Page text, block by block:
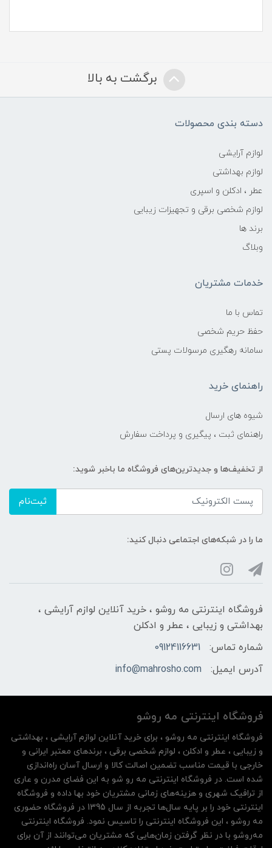
برگشت به بالا
دسته بندی محصولات
لوازم آرایشی
لوازم بهداشتی
عطر ، ادکلن و اسپری
لوازم شخصی برقی و تجهیزات زیبایی
برند ها
وبلاگ
خدمات مشتریان
تماس با ما
حفظ حریم شخصی
سامانه رهگیری مرسولات پستی
راهنمای خرید
شیوه های ارسال
راهنمای ثبت ، پیگیری و پرداخت سفارش
از تخفیف‌ها و جدیدترین‌های فروشگاه ما باخبر شوید:
ثبت‌نام
ما را در شبکه‌های اجتماعی دنبال کنید:
فروشگاه اینترنتی مه‌ رو‌شو ، خرید آنلاین لوازم آرایشی ،
بهداشتی و زیبایی ، عطر و ادکلن
شماره تماس:
09124116631
آدرس ایمیل:
info@mahrosho.com
فروشگاه اینترنتی مه‌ رو‌شو
فروشگاه اینترنتی مه‌ رو‌شو ، برای خرید آنلاین لوازم آرایشی ، بهداشتی
و زیبایی ، عطر و ادکلن ، لوازم شخصی برقی ، برندهای معتبر ایرانی و
خارجی با قیمت مناسب تضمین اصالت کالا و ارسال آسان راه‌اندازی
شده است. در فروشگاه اینترنتی مه رو شو به این فضای مدرن و عاری
از ترافیک شهری و هزینه‌های زمانی مشتریان خود بها داده و فروشگاه
اینترنتی خود را بر پایه سال‌ها تجربه از سال 1395 در فروشگاه حضوری
مه روشو ، این فروشگاه اینترنتی را تاسیس نمود. فروشگاه اینترنتی
مه‌رو‌شو با در نظر گرفتن زمان‌هایی که مشتریان می‌توانند از آن‌ برای